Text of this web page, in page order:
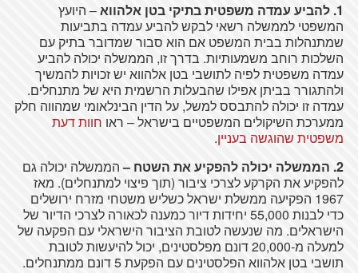
1. להביע עמדה משפטית בתיקי בטן אלהווא
– היועץ
המשפטי לממשלה רשאי לבקש להביע עמדה בתביעות
שמתנהלות בבית המשפט אם הוא סבור שמדובר בתיק עם
השלכות רוחב משמעותיות. בדרך זו, הממשלה יכולה להביע
עמדה משפטית לפיה לתושבי בטן אלהווא יש זכויות להמשיך
ולהתגורר בביתן אפילו שהבעלות הרשמית היא של מתנחלים.
עמדה זו יכולה להתבסס למשל, על הדין הבינלאומי שמהווה חלק
ממערכת השיקולים המשפטיים בישראל – ראו חוות דעת
משפטית שהוגשה בעניין.
2. הממשלה יכולה להפקיע את השטח
–הממשלה יכולה גם
להפקיע את הקרקע לצרכי ציבור (תוך פיצוי למתנחלים). מאז
1967 הפקיעה ממשלת ישראל כשליש משטחי מזרח ירושלים
כדי לבנות 55,000 יחידות דיור כמענה לכאורה לצרכי הדיור של
הישראלים. מה שנעשה לטובת הציבור הישראלי עם הפקעה של
למעלה מ-20,000 דונם מפלסטינים, יכול להיעשות לטובת
תושבי בטן אלהווא הפלסטינים עם הפקעת 5 דונם ממתנחלים.